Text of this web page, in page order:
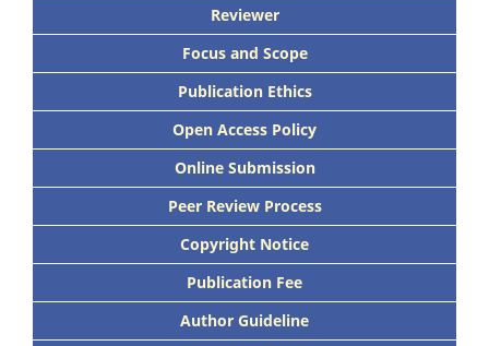
Reviewer
Focus and Scope
Publication Ethics
Open Access Policy
Online Submission
Peer Review Process
Copyright Notice
Publication Fee
Author Guideline